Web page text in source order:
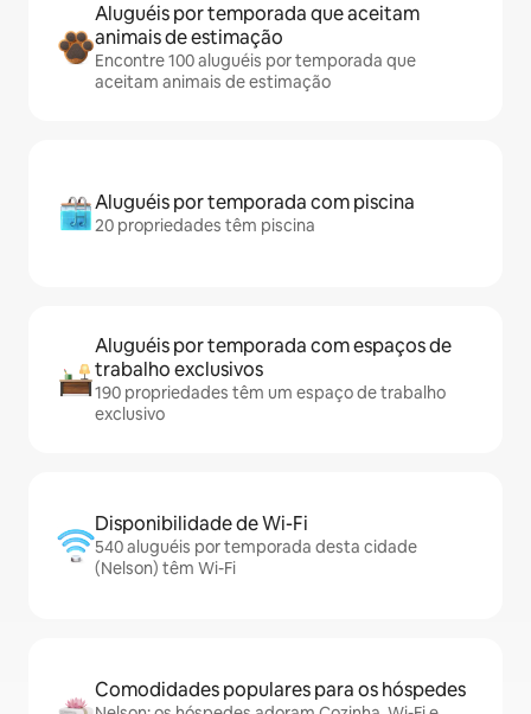
Aluguéis por temporada que aceitam
animais de estimação
Encontre 100 aluguéis por temporada que
aceitam animais de estimação
Aluguéis por temporada com piscina
20 propriedades têm piscina
Aluguéis por temporada com espaços de
trabalho exclusivos
190 propriedades têm um espaço de trabalho
exclusivo
Disponibilidade de Wi-Fi
540 aluguéis por temporada desta cidade
(Nelson) têm Wi-Fi
Comodidades populares para os hóspedes